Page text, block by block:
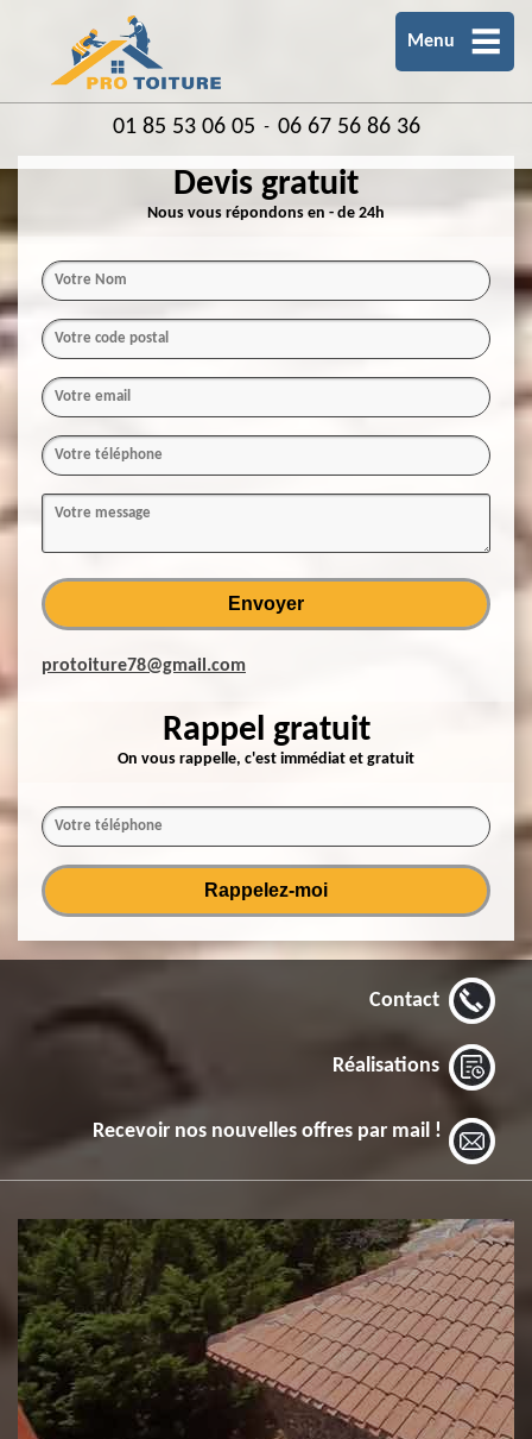
Menu
01 85 53 06 05 - 06 67 56 86 36
Devis gratuit
Nous vous répondons en - de 24h
protoiture78@gmail.com
Rappel gratuit
On vous rappelle, c'est immédiat et gratuit
Contact
Réalisations
Recevoir nos nouvelles offres par mail !